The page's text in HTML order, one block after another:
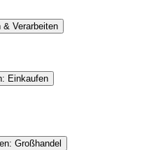
& Verarbeiten
Einkaufen
Großhandel